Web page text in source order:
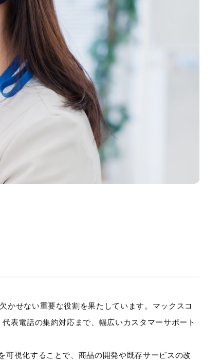
かせない重要な役割を果たしています。マックスコ
表電話の集約対応まで、幅広いカスタマーサポート
視化することで、商品の開発や既存サービスの改